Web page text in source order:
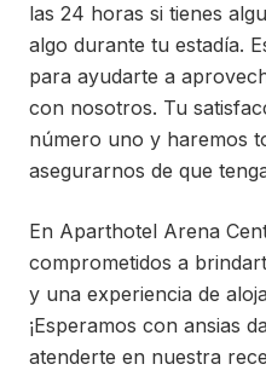
las 24 horas si tienes
algo durante tu estadía.
para ayudarte a
con nosotros. Tu
número uno y haremos
asegurarnos de que
En Aparthotel Arena
comprometidos a
y una experiencia de
¡Esperamos con ansias
atenderte en nuestra